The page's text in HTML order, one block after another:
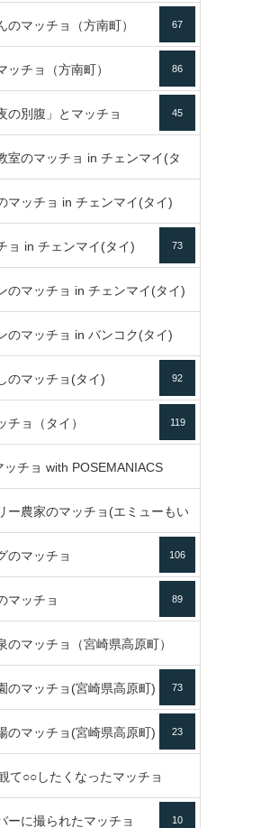
のマッチョ（方南町） 67
ッチョ（方南町） 86
の別腹」とマッチョ 45
室のマッチョ in チェンマイ(タ
マッチョ in チェンマイ(タイ)
79
ョ in チェンマイ(タイ) 73
のマッチョ in チェンマイ(タイ)
のマッチョ in バンコク(タイ)
85
のマッチョ(タイ) 92
チョ（タイ） 119
ッチョ with POSEMANIACS
49
ー農家のマッチョ(エミューもい
72
のマッチョ 106
マッチョ 89
のマッチョ（宮崎県高原町）
133
のマッチョ(宮崎県高原町) 73
のマッチョ(宮崎県高原町) 23
て○○したくなったマッチョ
16
ーに撮られたマッチョ 10